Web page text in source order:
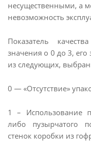
несущественными, а
невозможность
Показатель
значения о 0 до 3, его
из следующих,
0 — «Отсутствие»
1 – Использование
либо пузырчатого
стенок коробки из